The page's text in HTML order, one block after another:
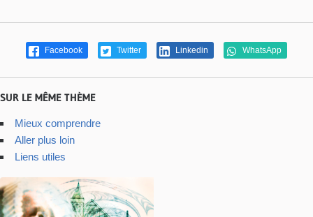
Facebook Twitter Linkedin WhatsApp
SUR LE MÊME THÈME
Mieux comprendre
Aller plus loin
Liens utiles